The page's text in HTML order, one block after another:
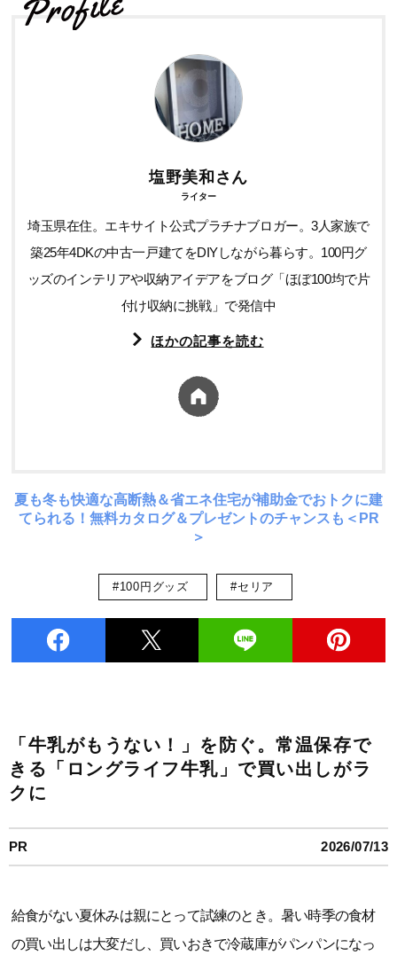
塩野美和さん
ライター
埼玉県在住。エキサイト公式プラチナブロガー。3人家族で
築25年4DKの中古一戸建てをDIYしながら暮らす。100円グ
ッズのインテリアや収納アイデアをブログ「ほぼ100均で片
付け収納に挑戦」で発信中
ほかの記事を読む
夏も冬も快適な高断熱＆省エネ住宅が補助金でおトクに建
てられる！無料カタログ＆プレゼントのチャンスも＜PR
＞
#100円グッズ #セリア
「牛乳がもうない！」を防ぐ。常温保存で
きる「ロングライフ牛乳」で買い出しがラ
クに
PR 2026/07/13
給食がない夏休みは親にとって試練のとき。暑い時季の食材
の買い出しは大変だし、買いおきで冷蔵庫がパンパンになっ